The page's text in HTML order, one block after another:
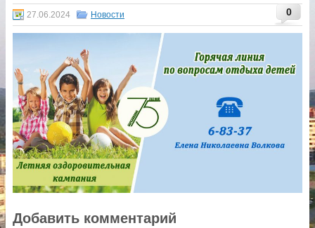
0
27.06.2024 Новости
Добавить комментарий